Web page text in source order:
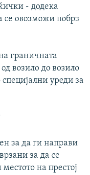
- додека
се овозможи побрз
граничната
возило до возило
специјални уреди за
за да ги направи
за да се
на престој